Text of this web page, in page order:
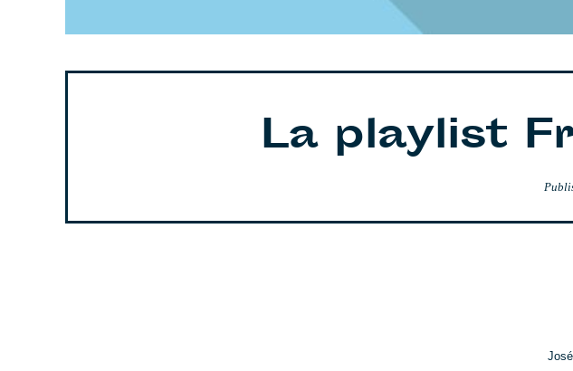
La playlist